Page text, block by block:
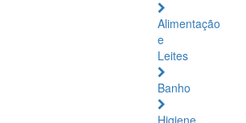
Alimentação
e
Leites
Banho
Higiene